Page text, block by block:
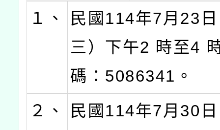
１、
民國114年7月23
三）下午2 時至4
碼：5086341。
２、
民國114年7月30